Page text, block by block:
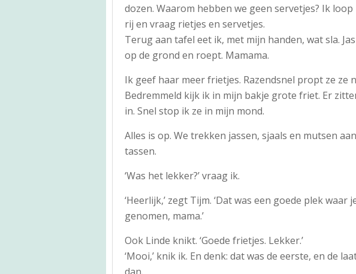
dozen. Waarom hebben we geen servetjes? Ik
rij en vraag rietjes en servetjes.
Terug aan tafel eet ik, met mijn handen, wat sla.
op de grond en roept. Mamama.
Ik geef haar meer frietjes. Razendsnel propt ze ze
Bedremmeld kijk ik in mijn bakje grote friet. Er
in. Snel stop ik ze in mijn mond.
Alles is op. We trekken jassen, sjaals en mutsen
tassen.
‘Was het lekker?’ vraag ik.
‘Heerlijk,’ zegt Tijm. ‘Dat was een goede plek waar
genomen, mama.’
Ook Linde knikt. ‘Goede frietjes. Lekker.’
‘Mooi,’ knik ik. En denk: dat was de eerste, en de